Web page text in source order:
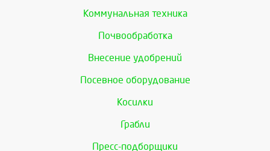
Коммунальная техника
Почвообработка
Внесение удобрений
Посевное оборудование
Косилки
Грабли
Пресс-подборщики